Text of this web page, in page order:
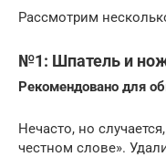
Рассмотрим
№1: Шпатель и
Рекомендовано для
Нечасто, но
честном слове».